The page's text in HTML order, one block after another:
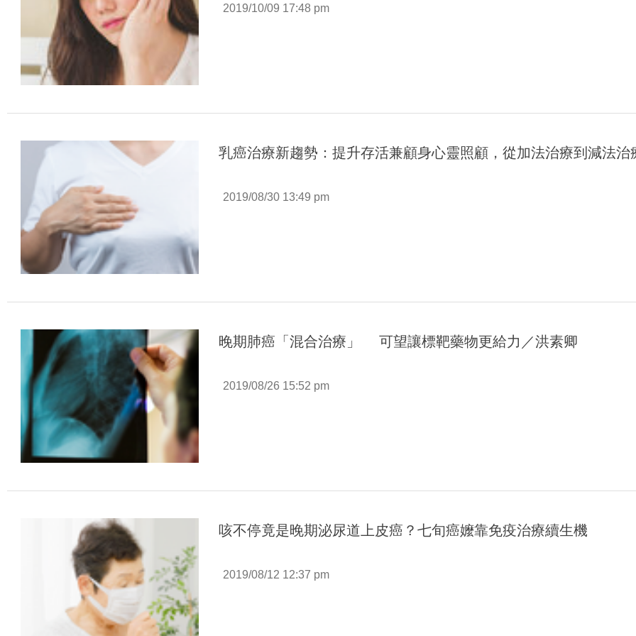
2019/10/09 17:48 pm
乳癌治療新趨勢：提升存活兼顧身心靈照顧，從加法治療到減法治
2019/08/30 13:49 pm
晚期肺癌「混合治療」 可望讓標靶藥物更給力／洪素卿
2019/08/26 15:52 pm
咳不停竟是晚期泌尿道上皮癌？七旬癌嬤靠免疫治療續生機
2019/08/12 12:37 pm